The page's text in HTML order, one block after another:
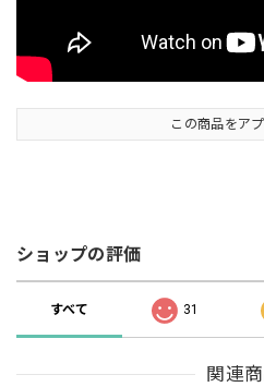
この商品をア
ショップの評価
すべて 31
関連